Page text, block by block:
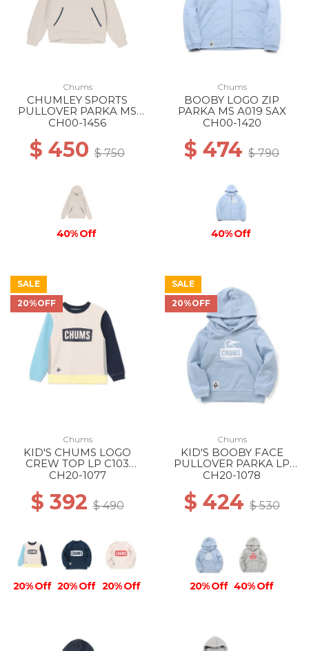
Chums
CHUMLEY SPORTS
PULLOVER PARKA MS
G020 Lt Gray
CH00-1456
$ 450 $ 750
40% Off
Chums
BOOBY LOGO ZIP
PARKA MS A019 SAX
CH00-1420
$ 474 $ 790
40% Off
SALE
20%OFF
Chums
KID'S CHUMS LOGO
CREW TOP LP C103
LT.BLUE CRAZY
CH20-1077
$ 392$ 490
20% Off 20% Off 20% Off
SALE
20%OFF
Chums
KID'S BOOBY FACE
PULLOVER PARKA LP
A019 SAX
CH20-1078
$ 424$ 530
20% Off 40% Off